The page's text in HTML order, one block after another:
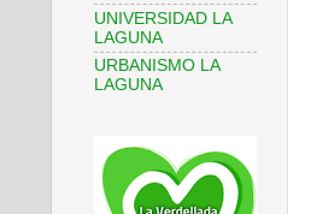
UNIVERSIDAD LA
LAGUNA
URBANISMO LA
LAGUNA